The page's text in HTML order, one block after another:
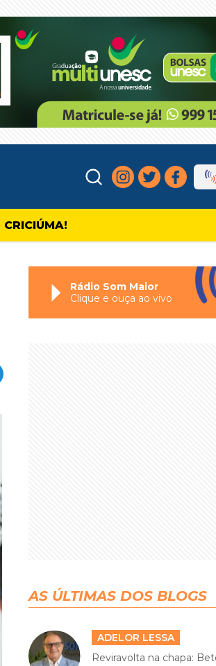
Rádio Som Maior
Clique e ouça ao vivo
AS ÚLTIMAS DOS BLOGS
ADELOR LESSA
Reviravolta na chapa: